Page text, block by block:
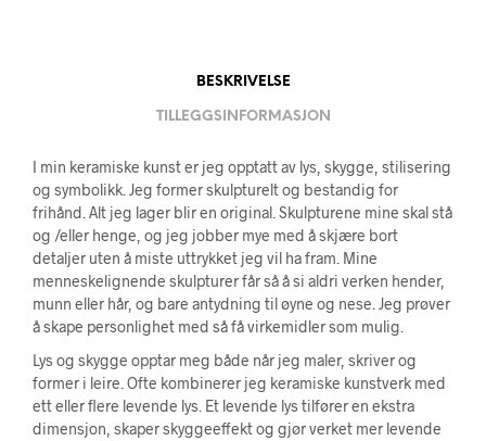
BESKRIVELSE
TILLEGGSINFORMASJON
I min keramiske kunst er jeg opptatt av lys, skygge, stilisering
og symbolikk. Jeg former skulpturelt og bestandig for
frihånd. Alt jeg lager blir en original. Skulpturene mine skal stå
og /eller henge, og jeg jobber mye med å skjære bort
detaljer uten å miste uttrykket jeg vil ha fram. Mine
menneskelignende skulpturer får så å si aldri verken hender,
munn eller hår, og bare antydning til øyne og nese. Jeg prøver
å skape personlighet med så få virkemidler som mulig.
Lys og skygge opptar meg både når jeg maler, skriver og
former i leire. Ofte kombinerer jeg keramiske kunstverk med
ett eller flere levende lys. Et levende lys tilfører en ekstra
dimensjon, skaper skyggeeffekt og gjør verket mer levende